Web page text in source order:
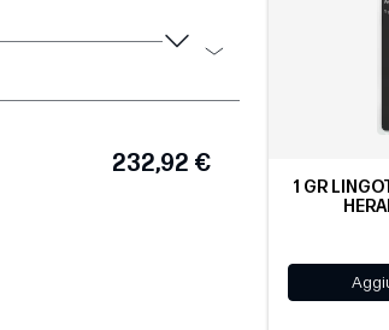
232,92 €
1 GR